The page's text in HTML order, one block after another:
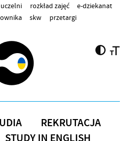
rozkład zajęć
e-dziekanat
skw
przetargi
REKRUTACJA
STUDY IN ENGLISH